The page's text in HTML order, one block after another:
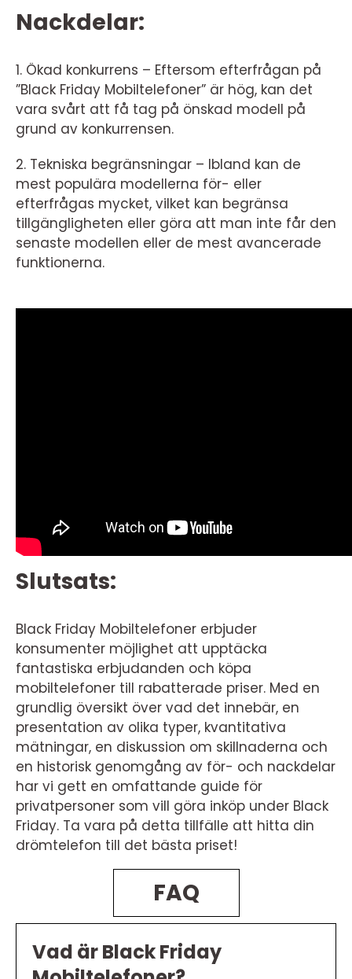
Nackdelar:
1. Ökad konkurrens – Eftersom efterfrågan på
”Black Friday Mobiltelefoner” är hög, kan det
vara svårt att få tag på önskad modell på
grund av konkurrensen.
2. Tekniska begränsningar – Ibland kan de
mest populära modellerna för- eller
efterfrågas mycket, vilket kan begränsa
tillgängligheten eller göra att man inte får den
senaste modellen eller de mest avancerade
funktionerna.
Slutsats:
Black Friday Mobiltelefoner erbjuder
konsumenter möjlighet att upptäcka
fantastiska erbjudanden och köpa
mobiltelefoner till rabatterade priser. Med en
grundlig översikt över vad det innebär, en
presentation av olika typer, kvantitativa
mätningar, en diskussion om skillnaderna och
en historisk genomgång av för- och nackdelar
har vi gett en omfattande guide för
privatpersoner som vill göra inköp under Black
Friday. Ta vara på detta tillfälle att hitta din
drömtelefon till det bästa priset!
FAQ
Vad är Black Friday